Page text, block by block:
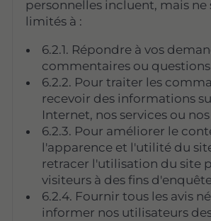
personnelles incluent, mais ne
limités à :
6.2.1. Répondre à vos
commentaires ou questions
6.2.2. Pour traiter les
recevoir des informations
Internet, nos services ou
6.2.3. Pour améliorer le
l'apparence et l'utilité du
retracer l'utilisation du site
visiteurs à des fins
6.2.4. Fournir tous les avis
informer nos utilisateurs